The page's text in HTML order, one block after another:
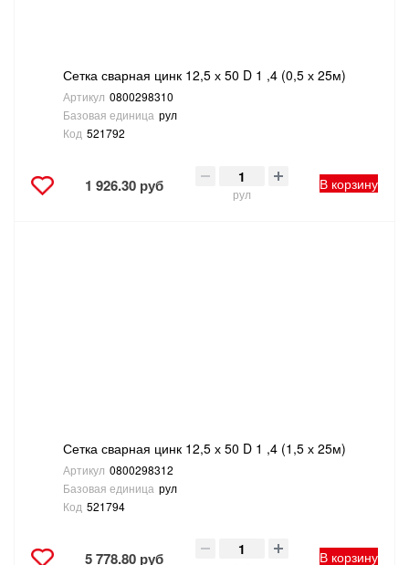
Сетка сварная цинк 12,5 х 50 D 1 ,4 (0,5 х 25м)
Артикул 0800298310
Базовая единица рул
Код 521792
1 926.30 руб рул
В корзину
Сетка сварная цинк 12,5 х 50 D 1 ,4 (1,5 х 25м)
Артикул 0800298312
Базовая единица рул
Код 521794
5 778.80 руб В корзину